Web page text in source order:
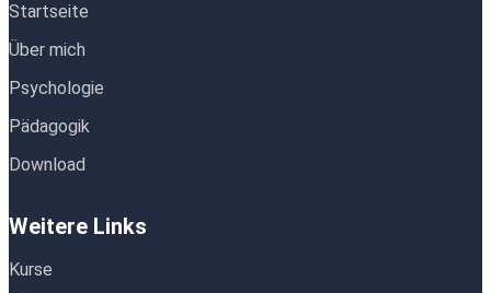
Startseite
Über mich
Psychologie
Pädagogik
Download
Weitere Links
Kurse